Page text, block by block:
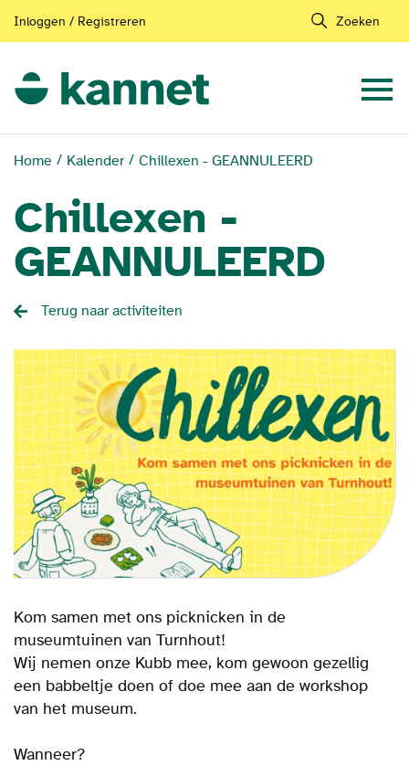
Inloggen / Registreren Zoeken
Home Kalender Chillexen - GEANNULEERD
Chillexen -
GEANNULEERD
Terug naar activiteiten
Kom samen met ons picknicken in de
museumtuinen van Turnhout!
Wij nemen onze Kubb mee, kom gewoon gezellig
een babbeltje doen of doe mee aan de workshop
van het museum.
Wanneer?